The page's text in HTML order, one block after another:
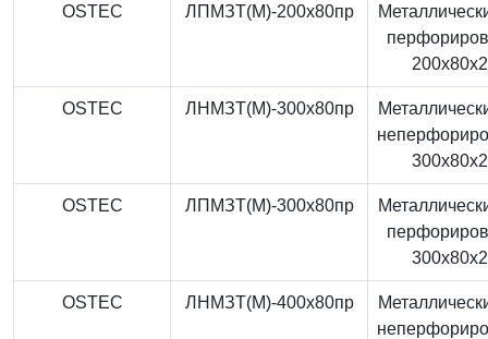
OSTEC ЛПМЗТ(М)-200x80пр
OSTEC ЛНМЗТ(М)-300x80пр
OSTEC ЛПМЗТ(М)-300x80пр
OSTEC ЛНМЗТ(М)-400x80пр